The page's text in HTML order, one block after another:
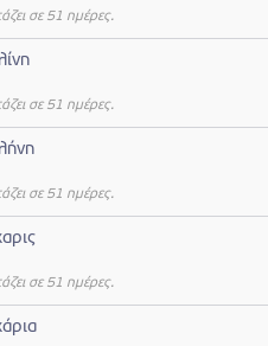
σε 51 ημέρες.
σε 51 ημέρες.
σε 51 ημέρες.
σε 51 ημέρες.